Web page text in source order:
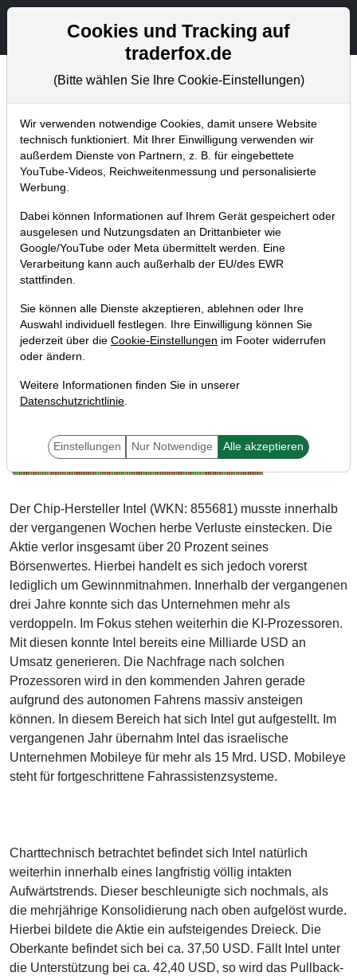
Aktien- und Artikelsuche
Chartanalysen
Home Blog Chartanalysen
Chartanalyse Intel: Pullback-
Gelegenheit im übergeordneten
Chartbild?
11.10.2018 um 19:42 Uhr | P. Uhlschmied
Der Chip-Hersteller Intel (WKN: 855681) musste innerhalb
der vergangenen Wochen herbe Verluste einstecken. Die
Aktie verlor insgesamt über 20 Prozent seines
Börsenwertes. Hierbei handelt es sich jedoch vorerst
lediglich um Gewinnmitnahmen. Innerhalb der vergangenen
drei Jahre konnte sich das Unternehmen mehr als
verdoppeln. Im Fokus stehen weiterhin die KI-Prozessoren.
Mit diesen konnte Intel bereits eine Milliarde USD an
Umsatz generieren. Die Nachfrage nach solchen
Prozessoren wird in den kommenden Jahren gerade
aufgrund des autonomen Fahrens massiv ansteigen
können. In diesem Bereich hat sich Intel gut aufgestellt. Im
vergangenen Jahr übernahm Intel das israelische
Unternehmen Mobileye für mehr als 15 Mrd. USD. Mobileye
steht für fortgeschrittene Fahrassistenzsysteme.
Charttechnisch betrachtet befindet sich Intel natürlich
weiterhin innerhalb eines langfristig völlig intakten
Aufwärtstrends. Dieser beschleunigte sich nochmals, als
die mehrjährige Konsolidierung nach oben aufgelöst wurde.
Hierbei bildete die Aktie ein aufsteigendes Dreieck. Die
Oberkante befindet sich bei ca. 37,50 USD. Fällt Intel unter
die Unterstützung bei ca. 42,40 USD, so wird das Pullback-
Cookies und Tracking auf
traderfox.de
(Bitte wählen Sie Ihre Cookie-Einstellungen)
Wir verwenden notwendige Cookies, damit unsere Website
technisch funktioniert. Mit Ihrer Einwilligung verwenden wir
außerdem Dienste von Partnern, z. B. für eingebettete
YouTube-Videos, Reichweitenmessung und personalisierte
Werbung.
Dabei können Informationen auf Ihrem Gerät gespeichert oder
ausgelesen und Nutzungsdaten an Drittanbieter wie
Google/YouTube oder Meta übermittelt werden. Eine
Verarbeitung kann auch außerhalb der EU/des EWR
stattfinden.
Sie können alle Dienste akzeptieren, ablehnen oder Ihre
Auswahl individuell festlegen. Ihre Einwilligung können Sie
jederzeit über die Cookie-Einstellungen im Footer widerrufen
oder ändern.
Weitere Informationen finden Sie in unserer
Datenschutzrichtlinie.
Einstellungen Nur Notwendige Alle akzeptieren